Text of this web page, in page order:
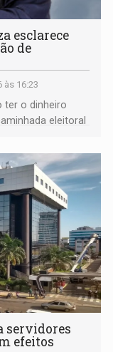
esclarece
de
às 16:23
ter o dinheiro
eleitoral
servidores
efeitos